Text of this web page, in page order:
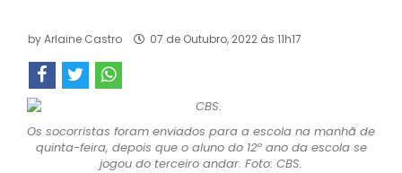
byArlaine Castro 07 de Outubro, 2022 às 11h17
Os socorristas foram enviados para a escola na manhã de
quinta-feira, depois que o aluno do 12º ano da escola se
jogou do terceiro andar. Foto: CBS.